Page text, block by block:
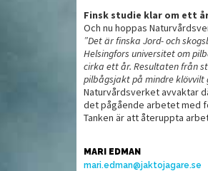
Finsk studie klar om ett
Och nu hoppas
”Det är finska Jord- och
Helsingfors universitet om
cirka ett år. Resultaten från
pilbågsjakt på mindre klövvilt
Naturvårdsverket avvaktar
det pågående arbetet med
Tanken är att återuppta
MARI EDMAN
mari.edman@jaktojagare.se
MAT
Viltravioli med
rosmarin